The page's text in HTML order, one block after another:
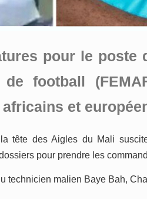
pour le poste
de football
et
tête des Aigles du Mali
pour prendre les
technicien malien Baye Bah,